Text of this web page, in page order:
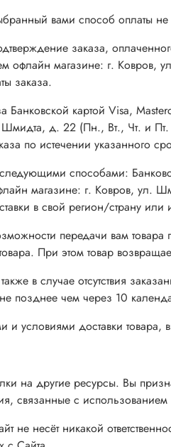
вами способ оплаты
заказа,
офлайн магазине: г. Ковров,
заказа.
Банковской картой Visa,
д. 22 (Пн., Вт., Чт. и
по истечении указанного
следующими способами:
магазине: г. Ковров, ул.
в свой регион/страну
передачи вам
При этом товар
в случае отсутствия
позднее чем через 10
условиями доставки товара,
на другие ресурсы. Вы
связанные с использованием
не несёт никакой